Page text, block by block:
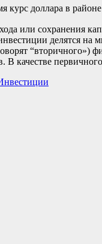
доллара в
или сохранения
делятся
“вторичного»)
качестве